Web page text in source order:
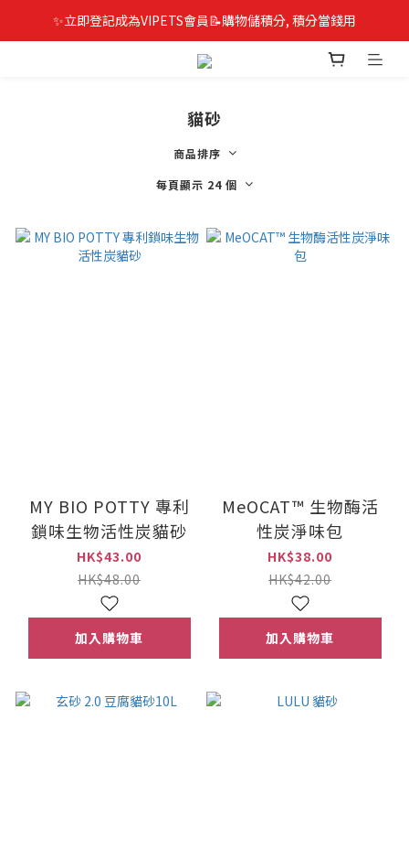
✨立即登記成為VIPETS會員📝購物儲積分, 積分當錢用
貓砂
商品排序
每頁顯示 24 個
MY BIO POTTY 專利
鎖味生物活性炭貓砂
HK$43.00
HK$48.00
加入購物車
MeOCAT™ 生物酶活
性炭淨味包
HK$38.00
HK$42.00
加入購物車